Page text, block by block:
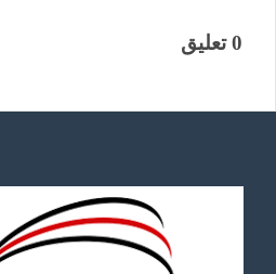
0 تعليق